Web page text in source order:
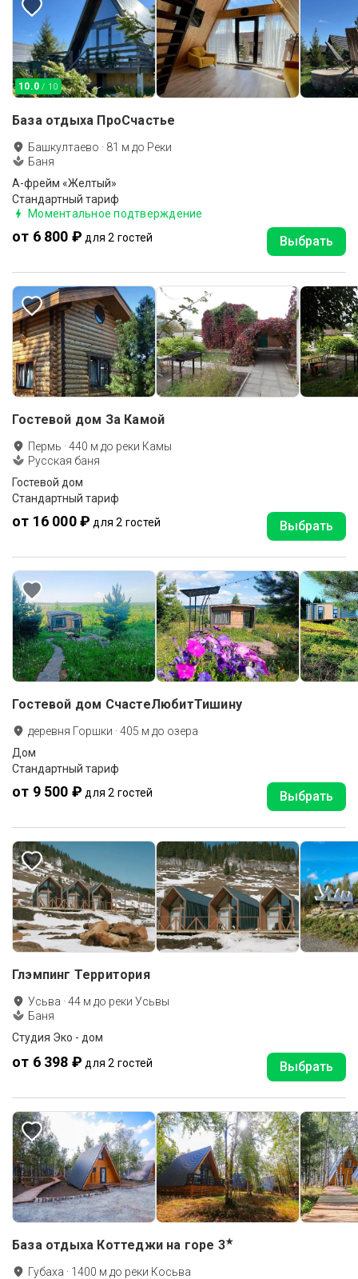
10.0 / 10
База отдыха ПроСчастье
Башкултаево · 81 м до Реки
Баня
А-фрейм «Желтый»
Стандартный тариф
Моментальное подтверждение
от 6 800 ₽ для 2 гостей Выбрать
Гостевой дом За Камой
Пермь ·440 м до реки Камы
Русская баня
Гостевой дом
Стандартный тариф
от 16 000 ₽ для 2 гостей Выбрать
Гостевой дом СчастеЛюбитТишину
деревня Горшки ·405 м до озера
Дом
Стандартный тариф
от 9 500 ₽ для 2 гостей Выбрать
Глэмпинг Территория
Усьва ·44 м до реки Усьвы
Баня
Студия Эко - дом
от 6 398 ₽ для 2 гостей Выбрать
База отдыха Коттеджи на горе 3★
Губаха · 1400 м до реки Косьва